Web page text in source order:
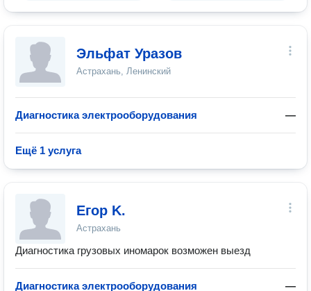
Эльфат Уразов
Астрахань, Ленинский
Диагностика электрооборудования —
Ещё 1 услуга
Егор Κ.
Астрахань
Диагностика грузовых иномарок возможен выезд
Диагностика электрооборудования —